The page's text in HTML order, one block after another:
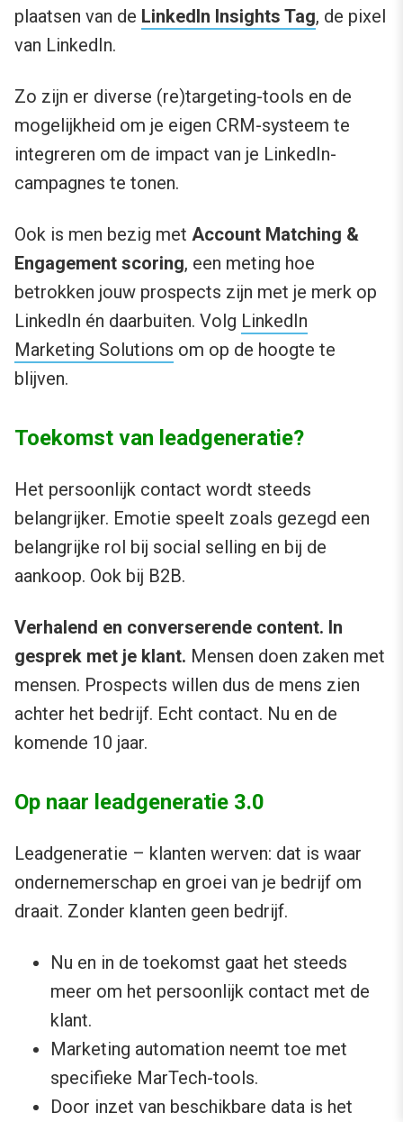
plaatsen van de LinkedIn Insights Tag, de pixel
van LinkedIn.
Zo zijn er diverse (re)targeting-tools en de
mogelijkheid om je eigen CRM-systeem te
integreren om de impact van je LinkedIn-
campagnes te tonen.
Ook is men bezig met Account Matching &
Engagement scoring, een meting hoe
betrokken jouw prospects zijn met je merk op
LinkedIn én daarbuiten. Volg LinkedIn
Marketing Solutions om op de hoogte te
blijven.
Toekomst van leadgeneratie?
Het persoonlijk contact wordt steeds
belangrijker. Emotie speelt zoals gezegd een
belangrijke rol bij social selling en bij de
aankoop. Ook bij B2B.
Verhalend en converserende content. In
gesprek met je klant. Mensen doen zaken met
mensen. Prospects willen dus de mens zien
achter het bedrijf. Echt contact. Nu en de
komende 10 jaar.
Op naar leadgeneratie 3.0
Leadgeneratie – klanten werven: dat is waar
ondernemerschap en groei van je bedrijf om
draait. Zonder klanten geen bedrijf.
Nu en in de toekomst gaat het steeds
meer om het persoonlijk contact met de
klant.
Marketing automation neemt toe met
specifieke MarTech-tools.
Door inzet van beschikbare data is het